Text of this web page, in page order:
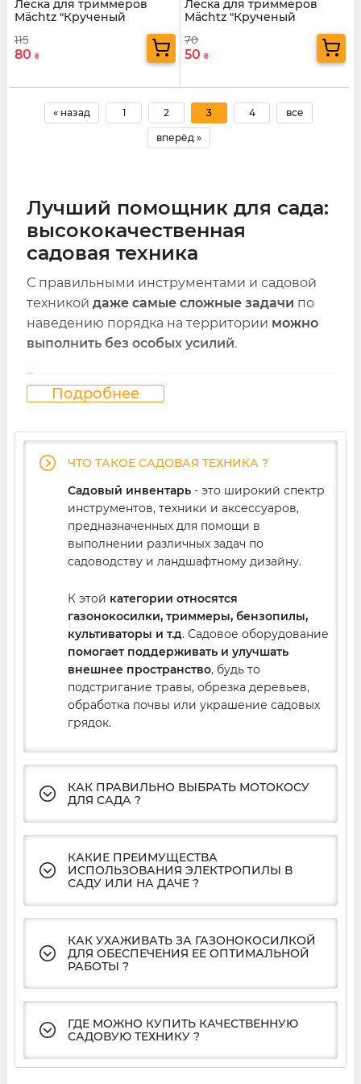
Леска для триммеров
Mächtz "Крученый
15 м
115
80 ₴
Леска для триммеров
Mächtz "Крученый
70
50 ₴
« назад 1 2 3 4 все
вперёд »
Лучший помощник для сада:
высококачественная
садовая техника
С правильными инструментами и садовой
техникой даже самые сложные задачи по
наведению порядка на территории можно
выполнить без особых усилий.
Инвестиции в высококачественный
экономят время и усилия, но и
гарантируют отличные результаты.
Мы предлагаемкачественные триммеры,
пилы, культиваторы, газонокосилки и
, которые подойдут и для
профессиональных работ, обеспечивая
исключительную производительность при
каждом использовании.
Как выбрать садовую
технику: на что обратить
внимание
Инвестируя в садовое оборудование,
учитывать целый ряд факторов, чтобы
максимальную отдачу от своих
Откройте для себя удобство
покупки садовой техники в
интернет-магазине ТМ Mächtz.
Просмотрите каталог, выберите
товар и проверьте, как
качественное оборудование и
пространствои изменить опыт
Подробнее
ЧТО ТАКОЕ САДОВАЯ ТЕХНИКА ?
Садовый инвентарь - это широкий спектр
инструментов, техники и аксессуаров,
предназначенных для помощи в
выполнении различных задач по
садоводству и ландшафтному дизайну.
К этой категории относятся
газонокосилки, триммеры, бензопилы,
культиваторы и т.д. Садовое оборудование
помогает поддерживать и улучшать
внешнее пространство, будь то
подстригание травы, обрезка деревьев,
обработка почвы или украшение садовых
грядок.
КАК ПРАВИЛЬНО ВЫБРАТЬ МОТОКОСУ
ДЛЯ САДА ?
КАКИЕ ПРЕИМУЩЕСТВА
ИСПОЛЬЗОВАНИЯ ЭЛЕКТРОПИЛЫ В
САДУ ИЛИ НА ДАЧЕ ?
КАК УХАЖИВАТЬ ЗА ГАЗОНОКОСИЛКОЙ
ДЛЯ ОБЕСПЕЧЕНИЯ ЕЕ ОПТИМАЛЬНОЙ
РАБОТЫ ?
ГДЕ МОЖНО КУПИТЬ КАЧЕСТВЕННУЮ
САДОВУЮ ТЕХНИКУ ?